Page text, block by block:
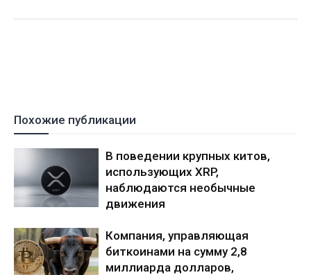
Похожие публикации
В поведении крупных китов,
использующих XRP,
наблюдаются необычные
движения
Компания, управляющая
биткоинами на сумму 2,8
миллиарда долларов,